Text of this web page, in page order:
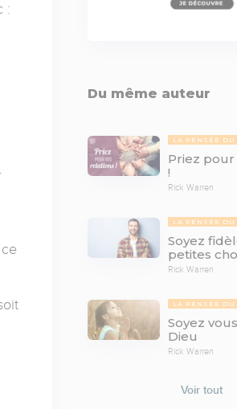
:
Du même auteur
LA PENSÉE DU
Priez pour
!
Rick Warren
LA PENSÉE DU
Soyez
petites
Rick Warren
LA PENSÉE DU
Soyez
Dieu
Rick Warren
Voir tout